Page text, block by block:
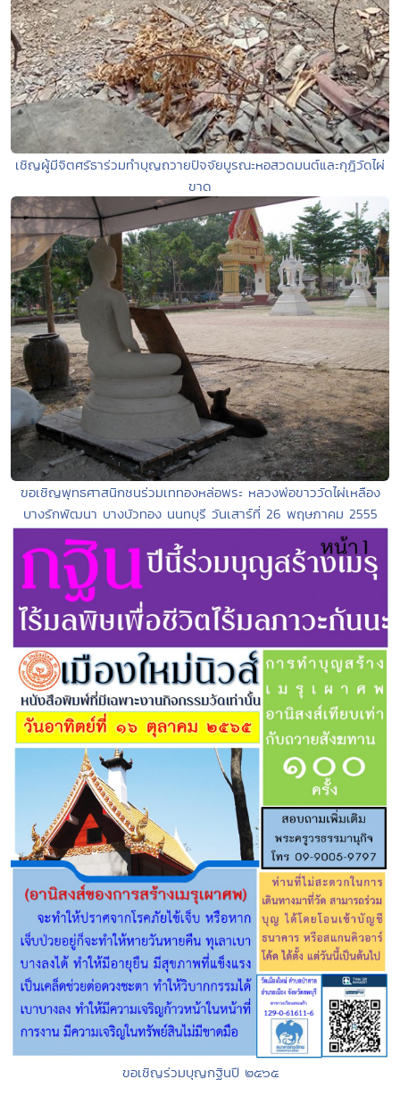
เชิญผู้มีจิตศรัธาร่วมทำบุญถวายปัจจัยบูรณะหอสวดมนต์และกุฎิวัดไผ่
ขาด
ขอเชิญพุทธศาสนิกชนร่วมเททองหล่อพระ หลวงพ่อขาววัดไผ่เหลือง
บางรักพัฒนา บางบัวทอง นนทบุรี วันเสาร์ที่ 26 พฤษภาคม 2555
ขอเชิญร่วมบุญกฐินปี ๒๕๖๕